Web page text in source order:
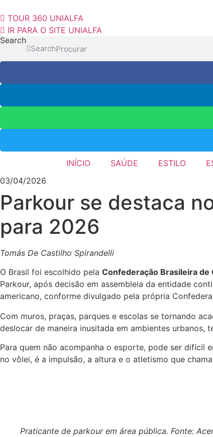
para
o
conteúdo
TOUR 360 UNIALFA
IR PARA O SITE UNIALFA
Search
Search
INÍCIO SAÚDE ESTILO
03/04/2026
Parkour se destaca
para 2026
Tomás De Castilho Spirandelli
O Brasil foi escolhido pela Confederação Brasileira de
Parkour, após decisão em assembleia da entidade
americano, conforme divulgado pela própria
Com muros, praças, parques e escolas se tornando
deslocar de maneira inusitada em ambientes
Para quem não acompanha o esporte, pode ser difícil
no vôlei, é a impulsão, a altura e o atletismo que
Praticante de parkour em área pública. Fonte: